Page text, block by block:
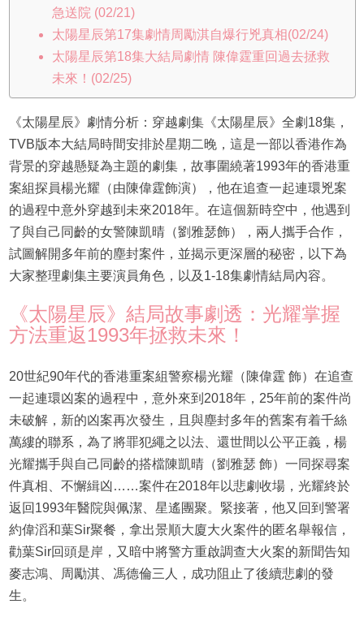
急送院 (02/21)
太陽星辰第17集劇情周勵淇自爆行兇真相(02/24)
太陽星辰第18集大結局劇情 陳偉霆重回過去拯救
未來！(02/25)
《太陽星辰》劇情分析：穿越劇集《太陽星辰》全劇18集，
TVB版本大結局時間安排於星期二晚，這是一部以香港作為
背景的穿越懸疑為主題的劇集，故事圍繞著1993年的香港重
案組探員楊光耀（由陳偉霆飾演），他在追查一起連環兇案
的過程中意外穿越到未來2018年。在這個新時空中，他遇到
了與自己同齡的女警陳凱晴（劉雅瑟飾），兩人攜手合作，
試圖解開多年前的塵封案件，並揭示更深層的秘密，以下為
大家整理劇集主要演員角色，以及1-18集劇情結局內容。
《太陽星辰》結局故事劇透：光耀掌握
方法重返1993年拯救未來！
20世紀90年代的香港重案組警察楊光耀（陳偉霆 飾）在追查
一起連環凶案的過程中，意外來到2018年，25年前的案件尚
未破解，新的凶案再次發生，且與塵封多年的舊案有着千絲
萬縷的聯系，為了將罪犯繩之以法、還世間以公平正義，楊
光耀攜手與自己同齡的搭檔陳凱晴（劉雅瑟 飾）一同探尋案
件真相、不懈緝凶……案件在2018年以悲劇收場，光耀終於
返回1993年醫院與佩潔、星遙團聚。緊接著，他又回到警署
約偉滔和葉Sir聚餐，拿出景順大廈大火案件的匿名舉報信，
勸葉Sir回頭是岸，又暗中將警方重啟調查大火案的新聞告知
麥志鴻、周勵淇、馮德倫三人，成功阻止了後續悲劇的發
生。